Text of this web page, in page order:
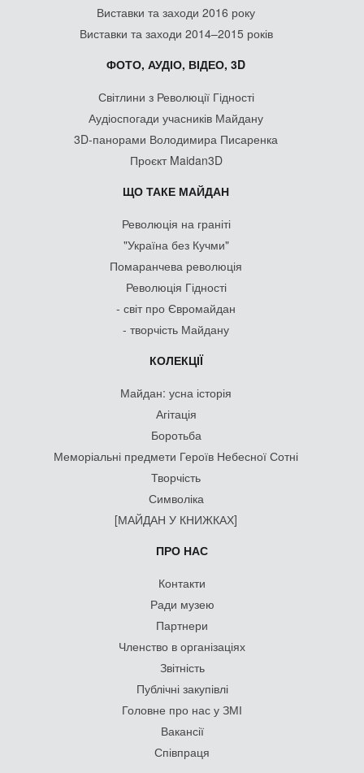
Виставки та заходи 2016 року
Виставки та заходи 2014–2015 років
ФОТО, АУДІО, ВІДЕО, 3D
Світлини з Революції Гідності
Аудіоспогади учасників Майдану
3D-панорами Володимира Писаренка
Проєкт Maidan3D
ЩО ТАКЕ МАЙДАН
Революція на граніті
"Україна без Кучми"
Помаранчева революція
Революція Гідності
- світ про Євромайдан
- творчість Майдану
КОЛЕКЦІЇ
Майдан: усна історія
Агітація
Боротьба
Меморіальні предмети Героїв Небесної Сотні
Творчість
Символіка
[МАЙДАН У КНИЖКАХ]
ПРО НАС
Контакти
Ради музею
Партнери
Членство в організаціях
Звітність
Публічні закупівлі
Головне про нас у ЗМІ
Вакансії
Співпраця